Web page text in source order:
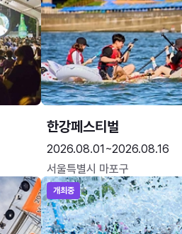
한강페스티벌
2026.08.01~2026.08.16
서울특별시 마포구
개최중